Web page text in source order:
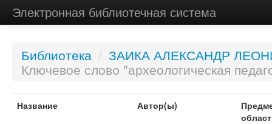
Электронная библиотечная система
Библиотека / ЗАИКА АЛЕКСАНДР
Ключевое слово "археологическая
Название Автор(ы)